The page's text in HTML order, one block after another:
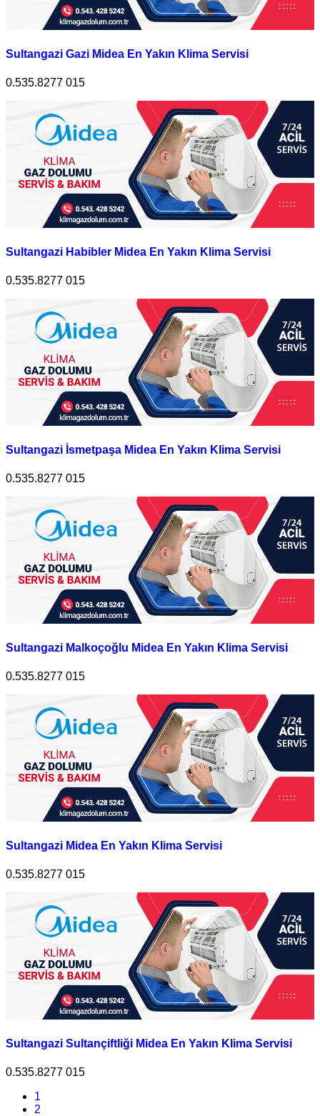
Sultangazi Gazi Midea En Yakın Klima Servisi
0.535.8277 015
Sultangazi Habibler Midea En Yakın Klima Servisi
0.535.8277 015
Sultangazi İsmetpaşa Midea En Yakın Klima Servisi
0.535.8277 015
Sultangazi Malkoçoğlu Midea En Yakın Klima Servisi
0.535.8277 015
Sultangazi Midea En Yakın Klima Servisi
0.535.8277 015
Sultangazi Sultançiftliği Midea En Yakın Klima Servisi
0.535.8277 015
1
2